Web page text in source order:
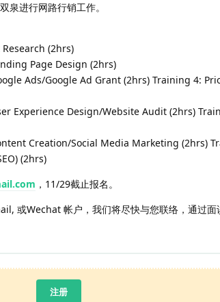
泉进行网路行销工作。
(2hrs)
Page Design (2hrs)
Ads/Google Ad Grant (2hrs) Training 4:
Experience Design/Website Audit (2hrs)
Creation/Social Media Marketing (2hrs)
(2hrs)
，11/29截止报名。
或Wechat 帐户，我们将尽快与您联络，通过面
注册